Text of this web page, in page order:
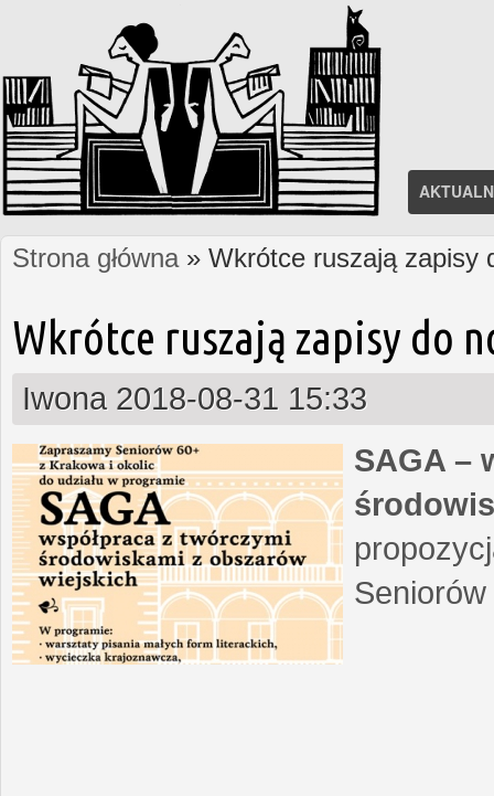
Jesteś tutaj
Strona główna» Wkrótce ruszają zapisy
Wkrótce ruszają zapisy do
Iwona 2018-08-31 15:33
SAGA –